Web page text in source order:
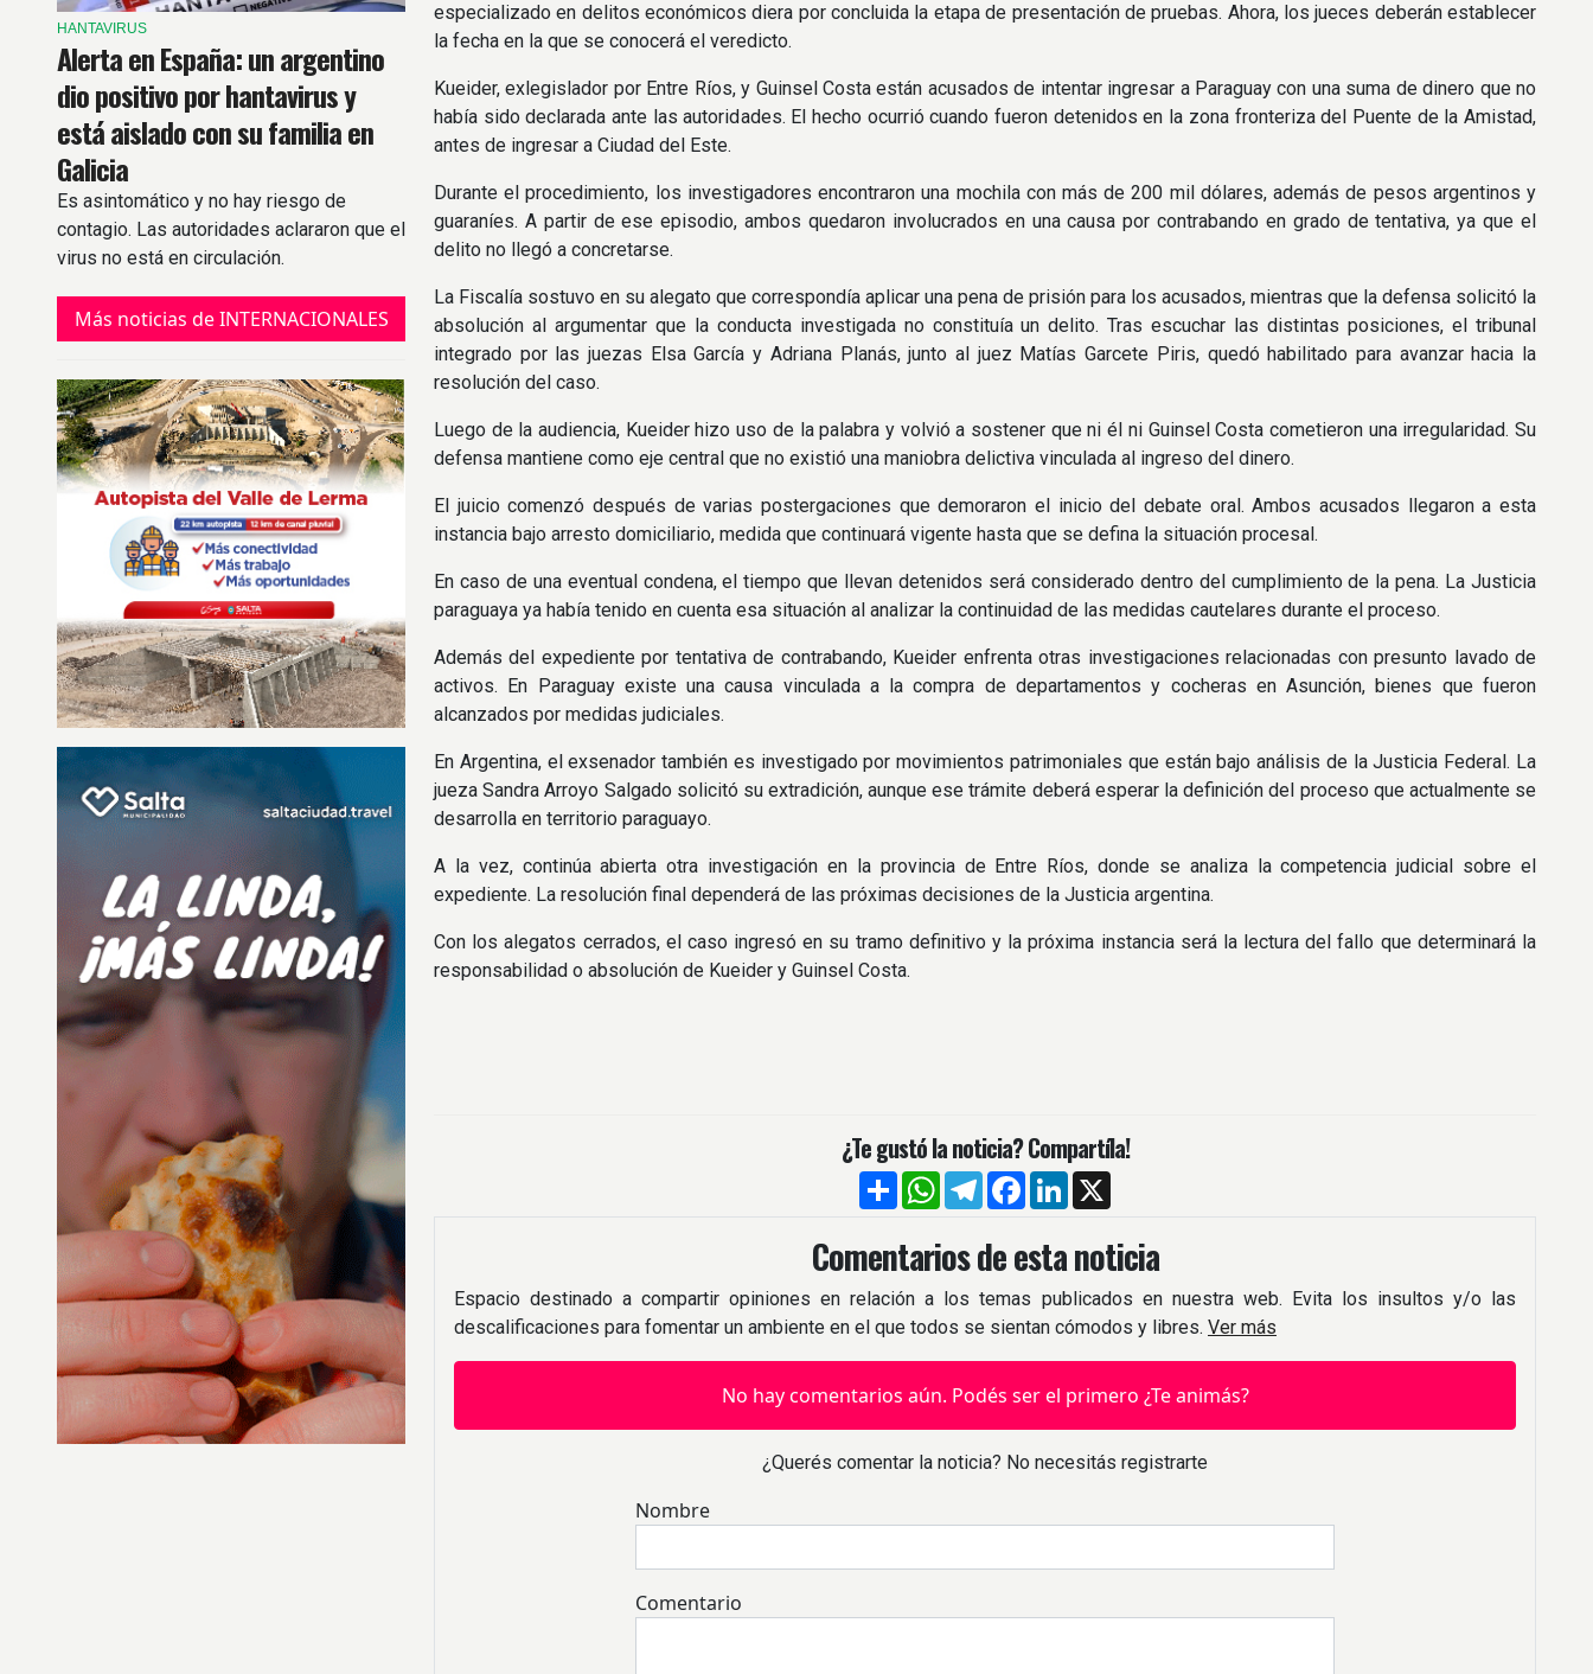
HANTAVIRUS
Alerta en España: un argentino
dio positivo por hantavirus y
está aislado con su familia en
Galicia
Es asintomático y no hay riesgo de
contagio. Las autoridades aclararon que el
virus no está en circulación.
Más noticias de INTERNACIONALES
especializado en delitos económicos diera por concluida la etapa de presentación de pruebas. Ahora, los jueces deberán establecer
la fecha en la que se conocerá el veredicto.
Kueider, exlegislador por Entre Ríos, y Guinsel Costa están acusados de intentar ingresar a Paraguay con una suma de dinero que no
había sido declarada ante las autoridades. El hecho ocurrió cuando fueron detenidos en la zona fronteriza del Puente de la Amistad,
antes de ingresar a Ciudad del Este.
Durante el procedimiento, los investigadores encontraron una mochila con más de 200 mil dólares, además de pesos argentinos y
guaraníes. A partir de ese episodio, ambos quedaron involucrados en una causa por contrabando en grado de tentativa, ya que el
delito no llegó a concretarse.
La Fiscalía sostuvo en su alegato que correspondía aplicar una pena de prisión para los acusados, mientras que la defensa solicitó la
absolución al argumentar que la conducta investigada no constituía un delito. Tras escuchar las distintas posiciones, el tribunal
integrado por las juezas Elsa García y Adriana Planás, junto al juez Matías Garcete Piris, quedó habilitado para avanzar hacia la
resolución del caso.
Luego de la audiencia, Kueider hizo uso de la palabra y volvió a sostener que ni él ni Guinsel Costa cometieron una irregularidad. Su
defensa mantiene como eje central que no existió una maniobra delictiva vinculada al ingreso del dinero.
El juicio comenzó después de varias postergaciones que demoraron el inicio del debate oral. Ambos acusados llegaron a esta
instancia bajo arresto domiciliario, medida que continuará vigente hasta que se defina la situación procesal.
En caso de una eventual condena, el tiempo que llevan detenidos será considerado dentro del cumplimiento de la pena. La Justicia
paraguaya ya había tenido en cuenta esa situación al analizar la continuidad de las medidas cautelares durante el proceso.
Además del expediente por tentativa de contrabando, Kueider enfrenta otras investigaciones relacionadas con presunto lavado de
activos. En Paraguay existe una causa vinculada a la compra de departamentos y cocheras en Asunción, bienes que fueron
alcanzados por medidas judiciales.
En Argentina, el exsenador también es investigado por movimientos patrimoniales que están bajo análisis de la Justicia Federal. La
jueza Sandra Arroyo Salgado solicitó su extradición, aunque ese trámite deberá esperar la definición del proceso que actualmente se
desarrolla en territorio paraguayo.
A la vez, continúa abierta otra investigación en la provincia de Entre Ríos, donde se analiza la competencia judicial sobre el
expediente. La resolución final dependerá de las próximas decisiones de la Justicia argentina.
Con los alegatos cerrados, el caso ingresó en su tramo definitivo y la próxima instancia será la lectura del fallo que determinará la
responsabilidad o absolución de Kueider y Guinsel Costa.
¿Te gustó la noticia? Compartíla!
CompartirWhatsApp
TelegramFacebook
LinkedIn
Comentarios de esta noticia
Espacio destinado a compartir opiniones en relación a los temas publicados en nuestra web. Evita los insultos y/o las
descalificaciones para fomentar un ambiente en el que todos se sientan cómodos y libres. Ver más
No hay comentarios aún. Podés ser el primero ¿Te animás?
¿Querés comentar la noticia? No necesitás registrarte
Nombre
Comentario